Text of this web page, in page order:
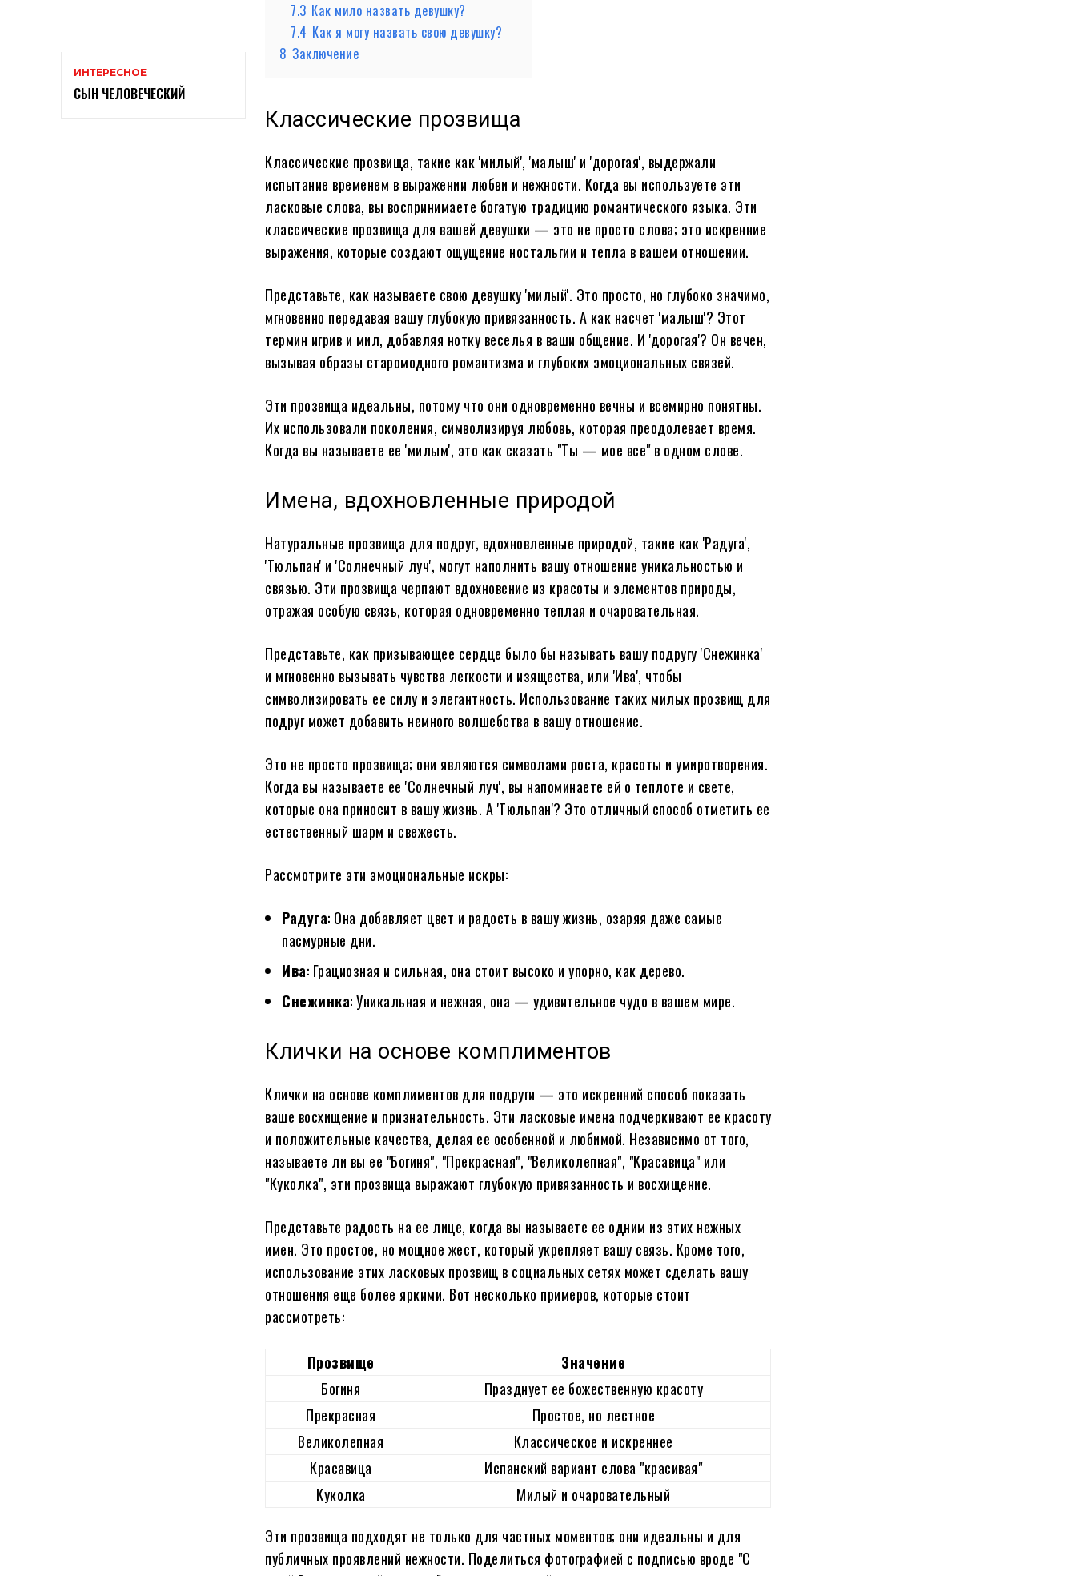
ИНТЕРЕСНОЕ
СЫН ЧЕЛОВЕЧЕСКИЙ
7.3 Как мило назвать девушку?
7.4 Как я могу назвать свою девушку?
8 Заключение
Классические прозвища
Классические прозвища, такие как 'милый', 'малыш' и 'дорогая', выдержали
испытание временем в выражении любви и нежности. Когда вы используете эти
ласковые слова, вы воспринимаете богатую традицию романтического языка. Эти
классические прозвища для вашей девушки — это не просто слова; это искренние
выражения, которые создают ощущение ностальгии и тепла в вашем отношении.
Представьте, как называете свою девушку 'милый'. Это просто, но глубоко значимо,
мгновенно передавая вашу глубокую привязанность. А как насчет 'малыш'? Этот
термин игрив и мил, добавляя нотку веселья в ваши общение. И 'дорогая'? Он вечен,
вызывая образы старомодного романтизма и глубоких эмоциональных связей.
Эти прозвища идеальны, потому что они одновременно вечны и всемирно понятны.
Их использовали поколения, символизируя любовь, которая преодолевает время.
Когда вы называете ее 'милым', это как сказать "Ты — мое все" в одном слове.
Имена, вдохновленные природой
Натуральные прозвища для подруг, вдохновленные природой, такие как 'Радуга',
'Тюльпан' и 'Солнечный луч', могут наполнить вашу отношение уникальностью и
связью. Эти прозвища черпают вдохновение из красоты и элементов природы,
отражая особую связь, которая одновременно теплая и очаровательная.
Представьте, как призывающее сердце было бы называть вашу подругу 'Снежинка'
и мгновенно вызывать чувства легкости и изящества, или 'Ива', чтобы
символизировать ее силу и элегантность. Использование таких милых прозвищ для
подруг может добавить немного волшебства в вашу отношение.
Это не просто прозвища; они являются символами роста, красоты и умиротворения.
Когда вы называете ее 'Солнечный луч', вы напоминаете ей о теплоте и свете,
которые она приносит в вашу жизнь. А 'Тюльпан'? Это отличный способ отметить ее
естественный шарм и свежесть.
Рассмотрите эти эмоциональные искры:
Радуга: Она добавляет цвет и радость в вашу жизнь, озаряя даже самые
пасмурные дни.
Ива: Грациозная и сильная, она стоит высоко и упорно, как дерево.
Снежинка: Уникальная и нежная, она — удивительное чудо в вашем мире.
Клички на основе комплиментов
Клички на основе комплиментов для подруги — это искренний способ показать
ваше восхищение и признательность. Эти ласковые имена подчеркивают ее красоту
и положительные качества, делая ее особенной и любимой. Независимо от того,
называете ли вы ее "Богиня", "Прекрасная", "Великолепная", "Красавица" или
"Куколка", эти прозвища выражают глубокую привязанность и восхищение.
Представьте радость на ее лице, когда вы называете ее одним из этих нежных
имен. Это простое, но мощное жест, который укрепляет вашу связь. Кроме того,
использование этих ласковых прозвищ в социальных сетях может сделать вашу
отношения еще более яркими. Вот несколько примеров, которые стоит
рассмотреть:
Прозвище
Значение
Богиня
Празднует ее божественную красоту
Прекрасная
Простое, но лестное
Великолепная
Классическое и искреннее
Красавица
Испанский вариант слова "красивая"
Куколка
Милый и очаровательный
Эти прозвища подходят не только для частных моментов; они идеальны и для
публичных проявлений нежности. Поделиться фотографией с подписью вроде "С